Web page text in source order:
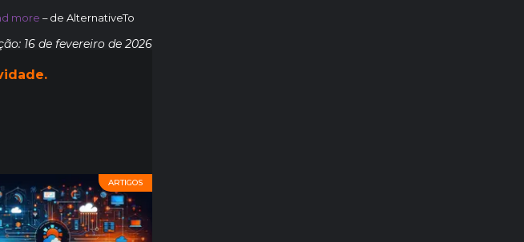
more – de AlternativeTo
16 de fevereiro de 2026
ARTIGOS